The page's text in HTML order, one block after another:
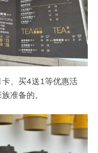
、买4送1等优惠活
准备的。